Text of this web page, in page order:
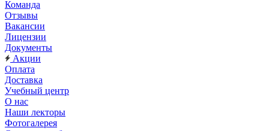
Команда
Отзывы
Вакансии
Лицензии
Документы
Акции
Оплата
Доставка
Учебный центр
О нас
Наши лекторы
Фотогалерея